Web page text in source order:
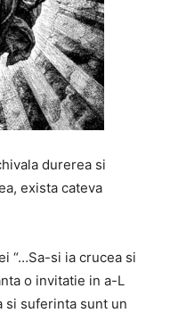
durerea si
exista cateva
“…Sa-si ia crucea si
o invitatie in a-L
si suferinta sunt un